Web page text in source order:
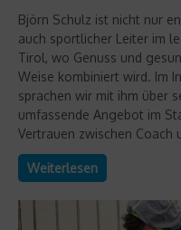
Björn Schulz ist nicht nur
auch sportlicher Leiter im
Tirol, wo Genuss und
Weise kombiniert wird. Im
sprachen wir mit ihm über
umfassende Angebot im
Vertrauen zwischen Coach
Weiterlesen